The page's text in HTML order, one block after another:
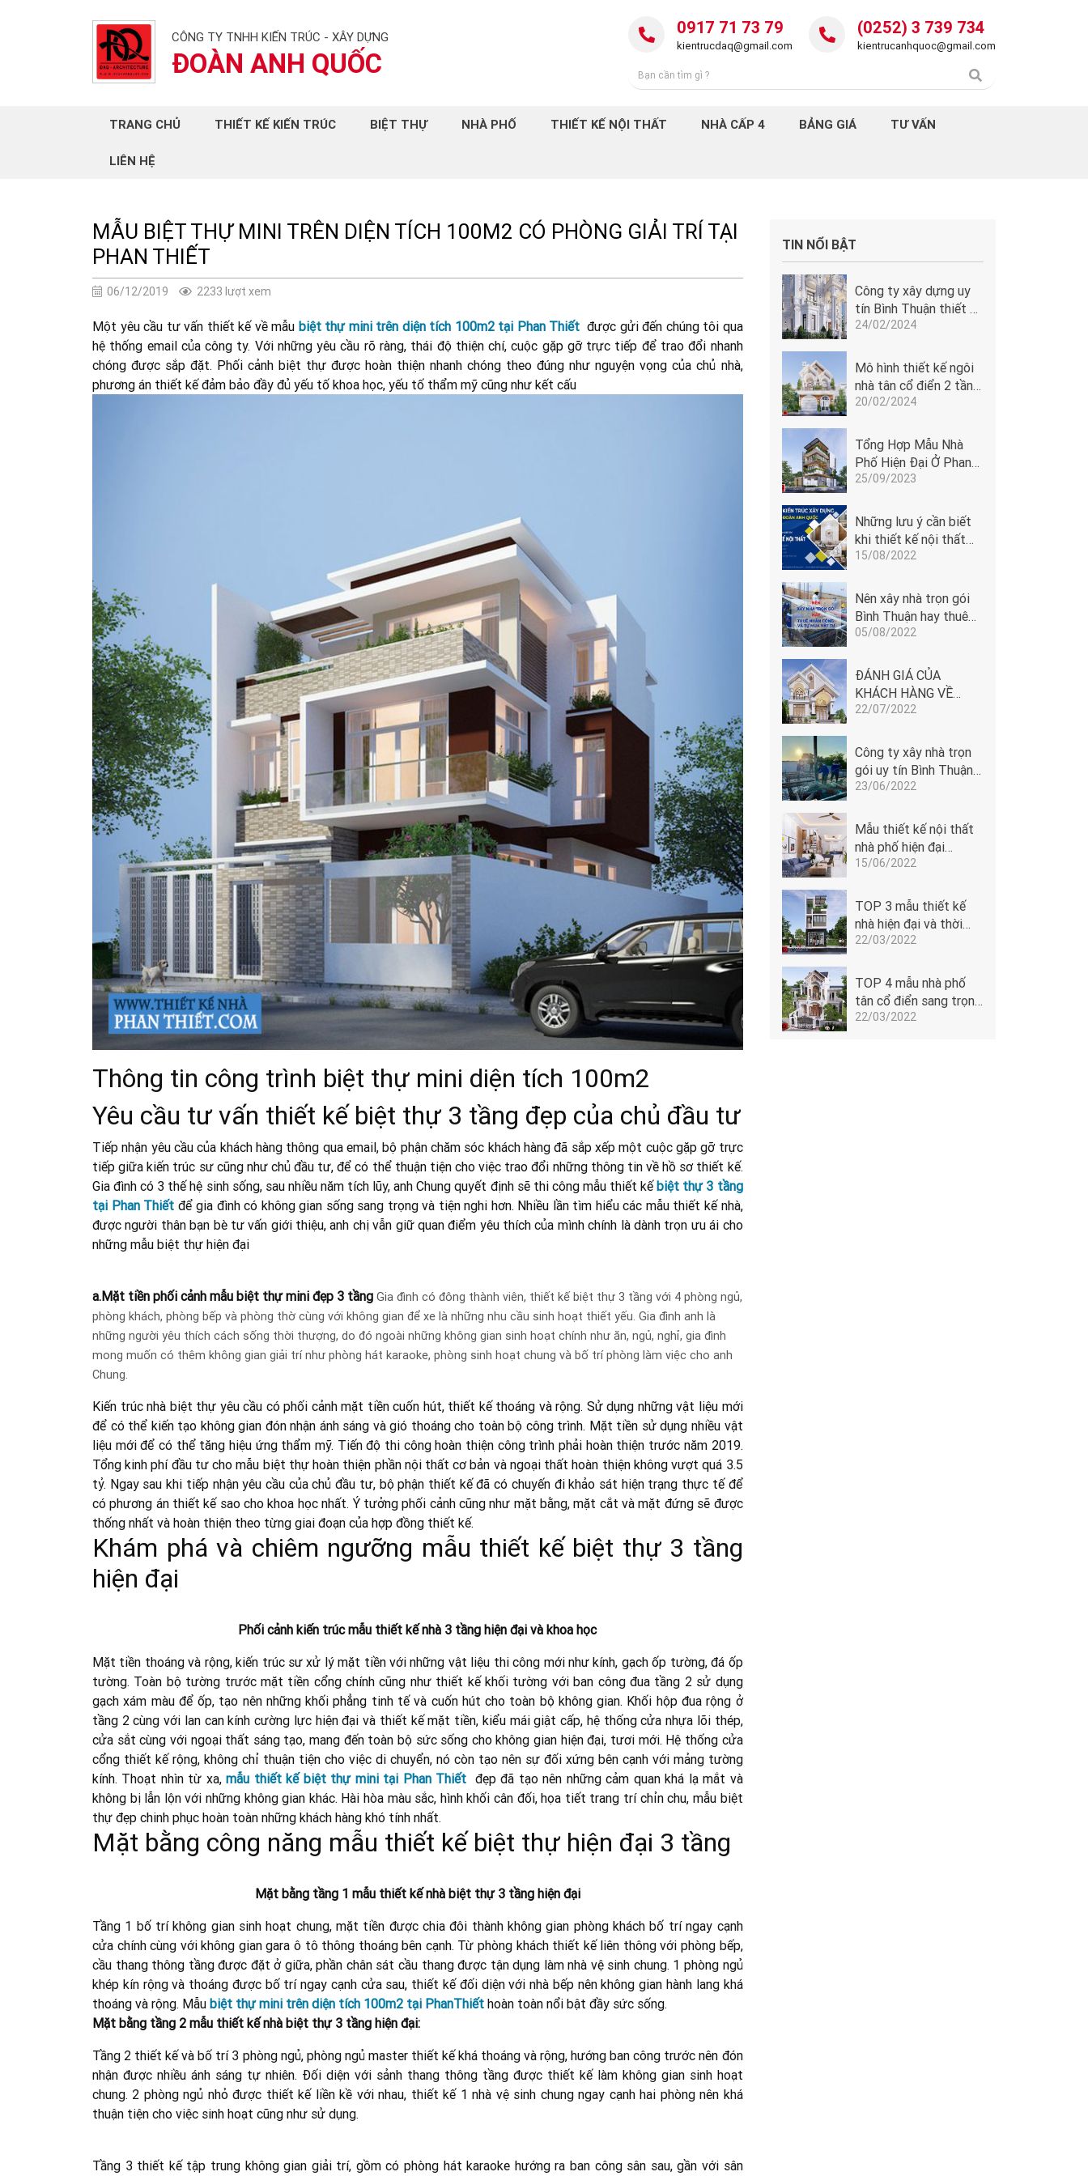
CÔNG TY TNHH KIẾN TRÚC - XÂY DỰNG
ĐOÀN ANH QUỐC
0917 71 73 79
kientrucdaq@gmail.com
(0252) 3 739 734
kientrucanhquoc@gmail.com
TRANG CHỦ THIẾT KẾ KIẾN TRÚC BIỆT THỰ NHÀ PHỐ THIẾT KẾ NỘI THẤT NHÀ CẤP 4 BẢNG GIÁ TƯ VẤN
LIÊN HỆ
MẪU BIỆT THỰ MINI TRÊN DIỆN TÍCH 100M2 CÓ PHÒNG GIẢI TRÍ TẠI
PHAN THIẾT
06/12/2019 2233 lượt xem
Một yêu cầu tư vấn thiết kế về mẫu biệt thự mini trên diện tích 100m2 tại Phan Thiết được gửi đến chúng tôi qua
hệ thống email của công ty. Với những yêu cầu rõ ràng, thái độ thiện chí, cuộc gặp gỡ trực tiếp để trao đổi nhanh
chóng được sắp đặt. Phối cảnh biệt thự được hoàn thiện nhanh chóng theo đúng như nguyện vọng của chủ nhà,
phương án thiết kế đảm bảo đầy đủ yếu tố khoa học, yếu tố thẩm mỹ cũng như kết cấu
Thông tin công trình biệt thự mini diện tích 100m2
Yêu cầu tư vấn thiết kế biệt thự 3 tầng đẹp của chủ đầu tư
Tiếp nhận yêu cầu của khách hàng thông qua email, bộ phận chăm sóc khách hàng đã sắp xếp một cuộc gặp gỡ trực
tiếp giữa kiến trúc sư cũng như chủ đầu tư, để có thể thuận tiện cho việc trao đổi những thông tin về hồ sơ thiết kế.
Gia đình có 3 thế hệ sinh sống, sau nhiều năm tích lũy, anh Chung quyết định sẽ thi công mẫu thiết kếbiệt thự 3 tầng
tại Phan Thiết để gia đình có không gian sống sang trọng và tiện nghi hơn. Nhiều lần tìm hiểu các mẫu thiết kế nhà,
được người thân bạn bè tư vấn giới thiệu, anh chị vẫn giữ quan điểm yêu thích của mình chính là dành trọn ưu ái cho
những mẫu biệt thự hiện đại
a.Mặt tiền phối cảnh mẫu biệt thự mini đẹp 3 tầng Gia đình có đông thành viên, thiết kế biệt thự 3 tầng với 4 phòng ngủ,
phòng khách, phòng bếp và phòng thờ cùng với không gian để xe là những nhu cầu sinh hoạt thiết yếu. Gia đình anh là
những người yêu thích cách sống thời thượng, do đó ngoài những không gian sinh hoạt chính như ăn, ngủ, nghỉ, gia đình
mong muốn có thêm không gian giải trí như phòng hát karaoke, phòng sinh hoạt chung và bố trí phòng làm việc cho anh
Chung.
Kiến trúc nhà biệt thự yêu cầu có phối cảnh mặt tiền cuốn hút, thiết kế thoáng và rộng. Sử dụng những vật liệu mới
để có thể kiến tạo không gian đón nhận ánh sáng và gió thoáng cho toàn bộ công trình. Mặt tiền sử dụng nhiều vật
liệu mới để có thể tăng hiệu ứng thẩm mỹ. Tiến độ thi công hoàn thiện công trình phải hoàn thiện trước năm 2019.
Tổng kinh phí đầu tư cho mẫu biệt thự hoàn thiện phần nội thất cơ bản và ngoại thất hoàn thiện không vượt quá 3.5
tỷ. Ngay sau khi tiếp nhận yêu cầu của chủ đầu tư, bộ phận thiết kế đã có chuyến đi khảo sát hiện trạng thực tế để
có phương án thiết kế sao cho khoa học nhất. Ý tưởng phối cảnh cũng như mặt bằng, mặt cắt và mặt đứng sẽ được
thống nhất và hoàn thiện theo từng giai đoạn của hợp đồng thiết kế.
Khám phá và chiêm ngưỡng mẫu thiết kế biệt thự 3 tầng
hiện đại
Phối cảnh kiến trúc mẫu thiết kế nhà 3 tầng hiện đại và khoa học
Mặt tiền thoáng và rộng, kiến trúc sư xử lý mặt tiền với những vật liệu thi công mới như kính, gạch ốp tường, đá ốp
tường. Toàn bộ tường trước mặt tiền cổng chính cũng như thiết kế khối tường với ban công đua tầng 2 sử dụng
gạch xám màu để ốp, tạo nên những khối phẳng tinh tế và cuốn hút cho toàn bộ không gian. Khối hộp đua rộng ở
tầng 2 cùng với lan can kính cường lực hiện đại và thiết kế mặt tiền, kiểu mái giật cấp, hệ thống cửa nhựa lõi thép,
cửa sắt cùng với ngoại thất sáng tạo, mang đến toàn bộ sức sống cho không gian hiện đại, tươi mới. Hệ thống cửa
cổng thiết kế rộng, không chỉ thuận tiện cho việc di chuyển, nó còn tạo nên sự đối xứng bên cạnh với mảng tường
kính. Thoạt nhìn từ xa,mẫu thiết kế biệt thự mini tại Phan Thiết đẹp đã tạo nên những cảm quan khá lạ mắt và
không bị lẫn lộn với những không gian khác. Hài hòa màu sắc, hình khối cân đối, họa tiết trang trí chỉn chu, mẫu biệt
thự đẹp chinh phục hoàn toàn những khách hàng khó tính nhất.
Mặt bằng công năng mẫu thiết kế biệt thự hiện đại 3 tầng
Mặt bằng tầng 1 mẫu thiết kế nhà biệt thự 3 tầng hiện đại
Tầng 1 bố trí không gian sinh hoạt chung, mặt tiền được chia đôi thành không gian phòng khách bố trí ngay cạnh
cửa chính cùng với không gian gara ô tô thông thoáng bên cạnh. Từ phòng khách thiết kế liên thông với phòng bếp,
cầu thang thông tầng được đặt ở giữa, phần chân sát cầu thang được tận dụng làm nhà vệ sinh chung. 1 phòng ngủ
khép kín rộng và thoáng được bố trí ngay cạnh cửa sau, thiết kế đối diện với nhà bếp nên không gian hành lang khá
thoáng và rộng. Mẫu biệt thự mini trên diện tích 100m2 tại PhanThiết hoàn toàn nổi bật đầy sức sống.
Mặt bằng tầng 2 mẫu thiết kế nhà biệt thự 3 tầng hiện đại:
Tầng 2 thiết kế và bố trí 3 phòng ngủ, phòng ngủ master thiết kế khá thoáng và rộng, hướng ban công trước nên đón
nhận được nhiều ánh sáng tự nhiên. Đối diện với sảnh thang thông tầng được thiết kế làm không gian sinh hoạt
chung. 2 phòng ngủ nhỏ được thiết kế liền kề với nhau, thiết kế 1 nhà vệ sinh chung ngay cạnh hai phòng nên khá
thuận tiện cho việc sinh hoạt cũng như sử dụng.
Tầng 3 thiết kế tập trung không gian giải trí, gồm có phòng hát karaoke hướng ra ban công sân sau, gần với sân
TIN NỔI BẬT
Công ty xây dựng uy
tín Bình Thuận thiết kế
lâu đài tân cổ điển
Phan Thiết
24/02/2024
Mô hình thiết kế ngôi
nhà tân cổ điển 2 tầng
cửa vòm tại Phan
20/02/2024
Tổng Hợp Mẫu Nhà
Phố Hiện Đại Ở Phan
Thiết - Bình Thuận
25/09/2023
Những lưu ý cần biết
khi thiết kế nội thất
Phan Thiết
15/08/2022
Nên xây nhà trọn gói
Bình Thuận hay thuê
nhân công và tự mua
05/08/2022
ĐÁNH GIÁ CỦA
KHÁCH HÀNG VỀ
ĐOÀN ANH QUỐC
22/07/2022
Công ty xây nhà trọn
gói uy tín Bình Thuận -
Đoàn Anh Quốc
23/06/2022
Mẫu thiết kế nội thất
nhà phố hiện đại
5x14m của Đoàn Anh
1506
15/06/2022
TOP 3 mẫu thiết kế
nhà hiện đại và thời
thượng
22/03/2022
TOP 4 mẫu nhà phố
tân cổ điển sang trọng
dẫn đầu xu hướng
22/03/2022